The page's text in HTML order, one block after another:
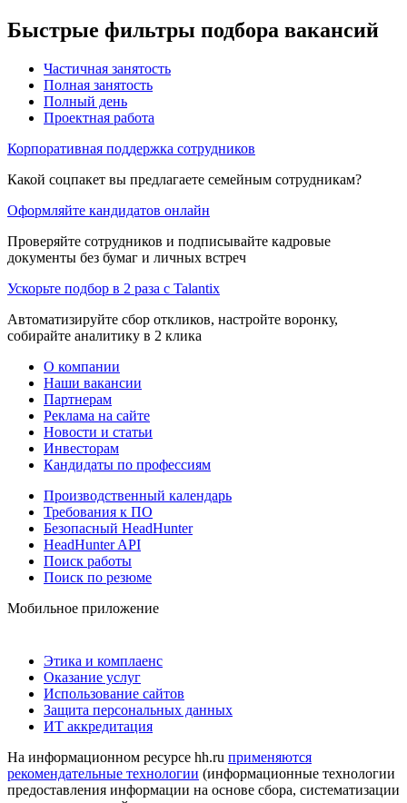
Быстрые фильтры подбора вакансий
Частичная занятость
Полная занятость
Полный день
Проектная работа
Корпоративная поддержка сотрудников
Какой соцпакет вы предлагаете семейным сотрудникам?
Оформляйте кандидатов онлайн
Проверяйте сотрудников и подписывайте кадровые
документы без бумаг и личных встреч
Ускорьте подбор в 2 раза с Talantix
Автоматизируйте сбор откликов, настройте воронку,
собирайте аналитику в 2 клика
О компании
Наши вакансии
Партнерам
Реклама на сайте
Новости и статьи
Инвесторам
Кандидаты по профессиям
Производственный календарь
Требования к ПО
Безопасный HeadHunter
HeadHunter API
Поиск работы
Поиск по резюме
Мобильное приложение
Этика и комплаенс
Оказание услуг
Использование сайтов
Защита персональных данных
ИТ аккредитация
На информационном ресурсе hh.ru применяются
рекомендательные технологии (информационные технологии
предоставления информации на основе сбора, систематизации